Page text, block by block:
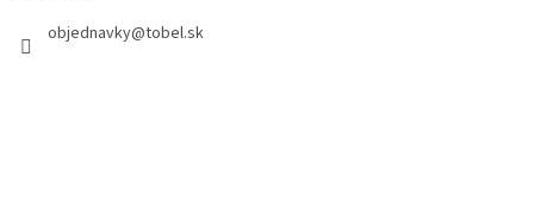
objednavky@tobel.sk